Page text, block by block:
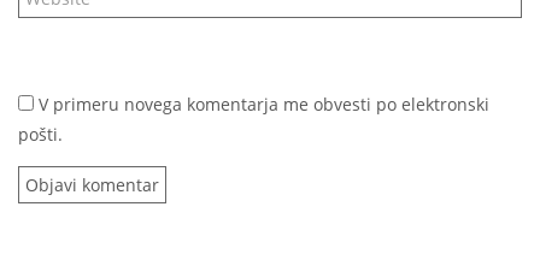
V primeru novega komentarja me obvesti po elektronski
pošti.